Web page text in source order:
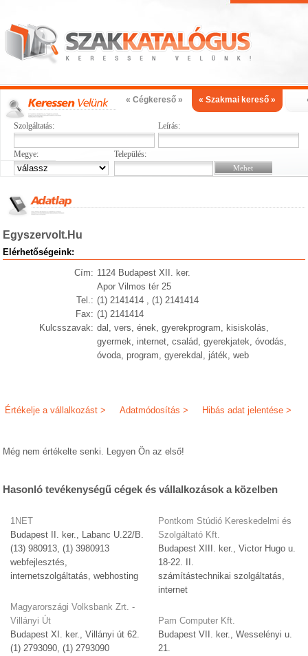
« Cégkereső » « Szakmai kereső »
Szolgáltatás: Leírás:
Megye: Település:
Egyszervolt.Hu
Elérhetőségeink:
Cím: 1124 Budapest XII. ker.
Apor Vilmos tér 25
Tel.: (1) 2141414 , (1) 2141414
Fax: (1) 2141414
Kulcsszavak: dal, vers, ének, gyerekprogram, kisiskolás,
gyermek, internet, család, gyerekjatek, óvodás,
óvoda, program, gyerekdal, játék, web
Hibás adat jelentése >
Adatmódosítás >
Értékelje a vállalkozást >
Még nem értékelte senki. Legyen Ön az első!
Hasonló tevékenységű cégek és vállalkozások a közelben
1NET
Budapest II. ker., Labanc U.22/B.
(13) 980913, (1) 3980913
webfejlesztés,
internetszolgáltatás, webhosting
Magyarországi Volksbank Zrt. -
Villányi Út
Budapest XI. ker., Villányi út 62.
(1) 2793090, (1) 2793090
Pontkom Stúdió Kereskedelmi és
Szolgáltató Kft.
Budapest XIII. ker., Victor Hugo u.
18-22. II.
számítástechnikai szolgáltatás,
internet
Pam Computer Kft.
Budapest VII. ker., Wesselényi u.
21.